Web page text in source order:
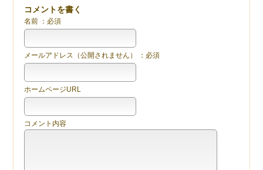
コメントを書く
名前 ：必須
メールアドレス（公開されません） ：必須
ホームページURL
コメント内容